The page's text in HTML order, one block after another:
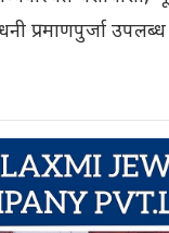
प्रमाणपुर्जा